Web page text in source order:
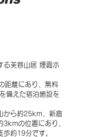
る芙蓉山居 煙霞ホ
距離にあり、無料
備えた宿泊施設を
から約25km、新倉
3kmの位置にあり、
歩約19分です。